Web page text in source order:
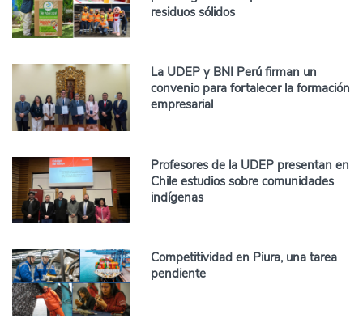
residuos sólidos
La UDEP y BNI Perú firman un
convenio para fortalecer la formación
empresarial
Profesores de la UDEP presentan en
Chile estudios sobre comunidades
indígenas
Competitividad en Piura, una tarea
pendiente